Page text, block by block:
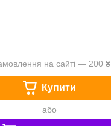
на сайті — 200 ₴
Купити
або